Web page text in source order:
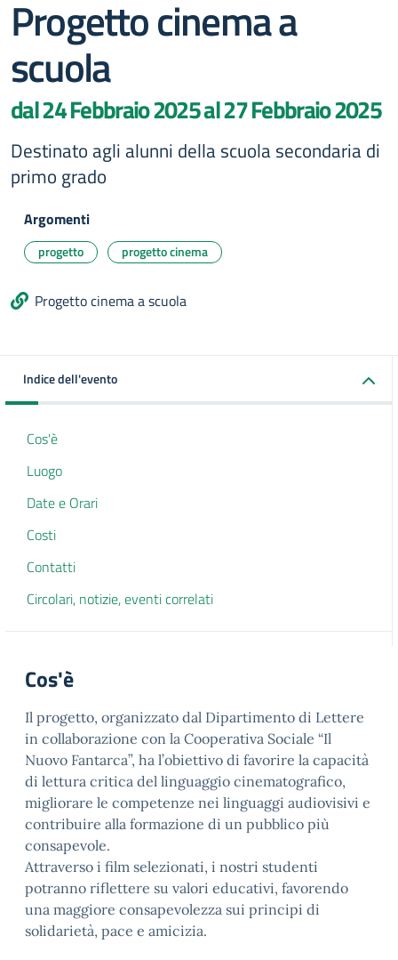
Progetto cinema a
scuola
dal 24 Febbraio 2025 al 27 Febbraio 2025
Destinato agli alunni della scuola secondaria di
primo grado
Argomenti
progetto progetto cinema
Progetto cinema a scuola
Indice dell'evento
Cos'è
Luogo
Date e Orari
Costi
Contatti
Circolari, notizie, eventi correlati
Cos'è
Il progetto, organizzato dal Dipartimento di Lettere
in collaborazione con la Cooperativa Sociale “Il
Nuovo Fantarca”, ha l’obiettivo di favorire la capacità
di lettura critica del linguaggio cinematografico,
migliorare le competenze nei linguaggi audiovisivi e
contribuire alla formazione di un pubblico più
consapevole.
Attraverso i film selezionati, i nostri studenti
potranno riflettere su valori educativi, favorendo
una maggiore consapevolezza sui principi di
solidarietà, pace e amicizia.